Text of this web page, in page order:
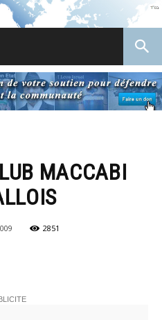
MACCABI
2851